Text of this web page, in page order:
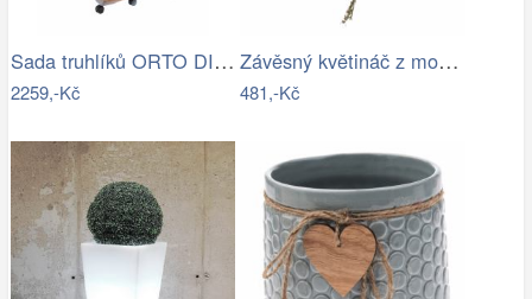
Sada truhlíků ORTO DI BAMA TR
2259,-Kč
Závěsný květináč z mořské trávy - Ø 24…
481,-Kč